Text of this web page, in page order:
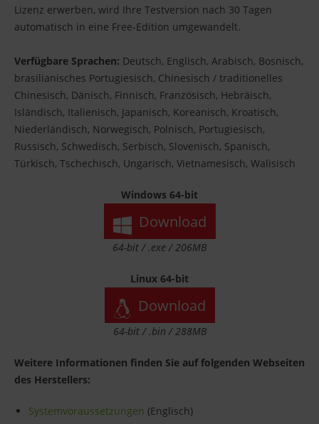
Lizenz erwerben, wird Ihre Testversion nach 30 Tagen
automatisch in eine Free-Edition umgewandelt.
Verfügbare Sprachen: Deutsch, Englisch, Arabisch, Bosnisch,
brasilianisches Portugiesisch, Chinesisch / traditionelles
Chinesisch, Dänisch, Finnisch, Französisch, Hebräisch,
Isländisch, Italienisch, Japanisch, Koreanisch, Kroatisch,
Niederländisch, Norwegisch, Polnisch, Portugiesisch,
Russisch, Schwedisch, Serbisch, Slovenisch, Spanisch,
Türkisch, Tschechisch, Ungarisch, Vietnamesisch, Walisisch
Windows 64-bit
Download
64-bit / .exe / 206MB
Linux 64-bit
Download
64-bit / .bin / 288MB
Weitere Informationen finden Sie auf folgenden Webseiten
des Herstellers:
Systemvoraussetzungen (Englisch)